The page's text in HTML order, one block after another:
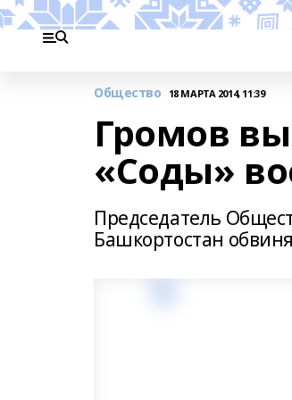
Общество 18 МАРТА 2014, 11:39
Громов
«Соды»
Председатель
Башкортостан